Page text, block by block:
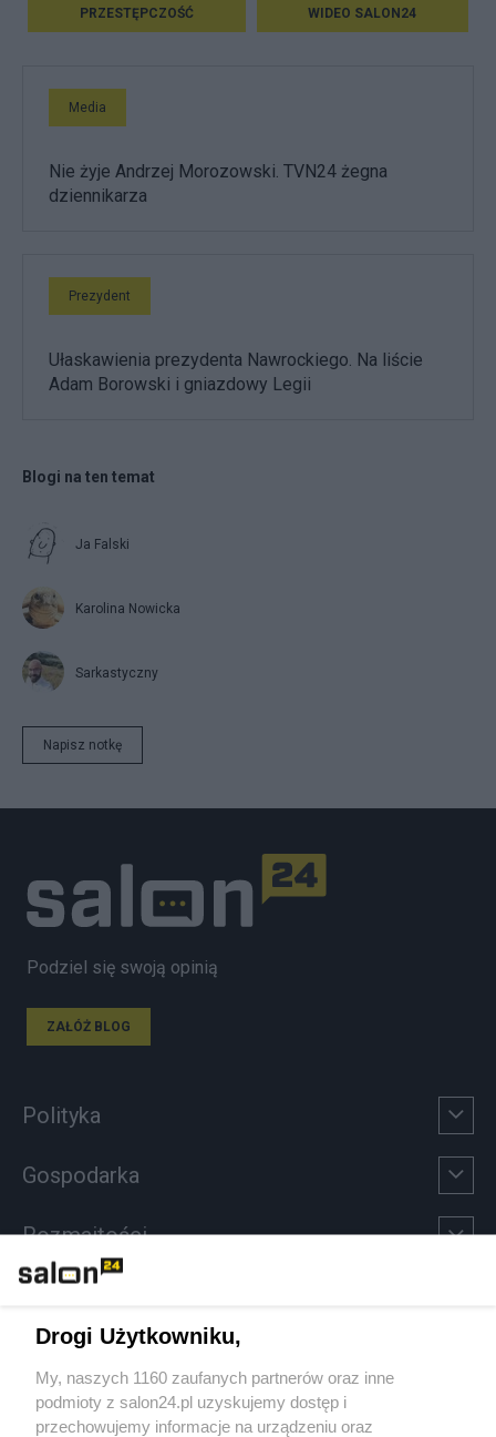
PRZESTĘPCZOŚĆ WIDEO SALON24
Media
Nie żyje Andrzej Morozowski. TVN24 żegna
dziennikarza
Prezydent
Ułaskawienia prezydenta Nawrockiego. Na liście
Adam Borowski i gniazdowy Legii
Blogi na ten temat
Ja Falski
Karolina Nowicka
Sarkastyczny
Napisz notkę
Podziel się swoją opinią
ZAŁÓŻ BLOG
Polityka
Gospodarka
Rozmaitości
Sport
Społeczeństwo
Drogi Użytkowniku,
My, naszych 1160 zaufanych partnerów oraz inne
podmioty z salon24.pl uzyskujemy dostęp i
przechowujemy informacje na urządzeniu oraz